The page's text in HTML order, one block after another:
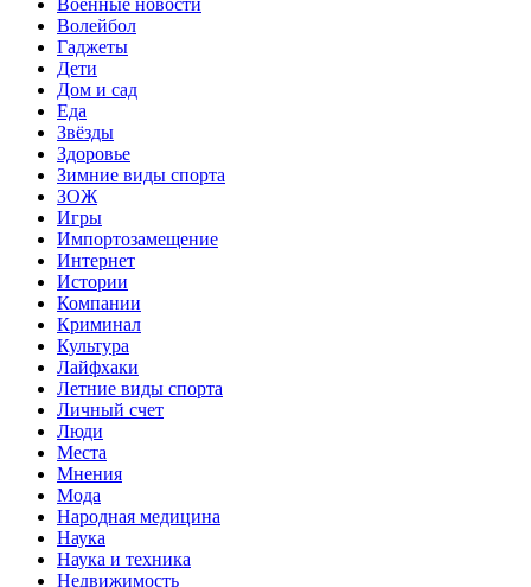
Волейбол
Гаджеты
Дети
Дом и сад
Еда
Звёзды
Здоровье
Зимние виды спорта
ЗОЖ
Игры
Импортозамещение
Интернет
Истории
Компании
Криминал
Культура
Лайфхаки
Летние виды спорта
Личный счет
Люди
Места
Мнения
Мода
Народная медицина
Наука
Наука и техника
Недвижимость